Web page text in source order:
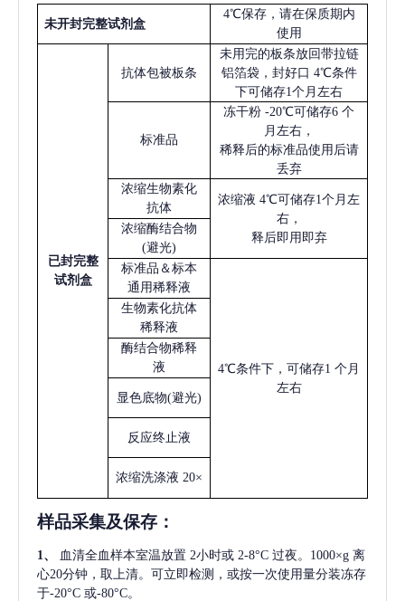
未开封完整试剂盒
4℃保存，请在保质期内
使用
已封完整
试剂盒
抗体包被板条
未用完的板条放回带拉链
铝箔袋，封好口 4℃条件
下可储存1个月左右
标准品
冻干粉 -20℃可储存6 个
月左右，
稀释后的标准品使用后请
丢弃
浓缩生物素化
抗体
浓缩液 4℃可储存1个月左
右，
释后即用即弃
浓缩酶结合物
(避光)
标准品＆标本
通用稀释液
4℃条件下，可储存1 个月
左右
生物素化抗体
稀释液
酶结合物稀释
液
显色底物(避光)
反应终止液
浓缩洗涤液 20×
样品采集及保存 ：
1、 血清全血样本室温放置 2小时或 2-8°C 过夜。1000×g 离
心20分钟，取上清。可立即检测，或按一次使用量分装冻存
于-20°C 或-80°C。